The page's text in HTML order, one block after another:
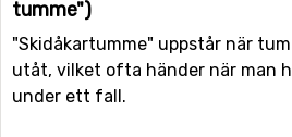
tumme")
"Skidåkartumme" uppstår när
utåt, vilket ofta händer när man
under ett fall.